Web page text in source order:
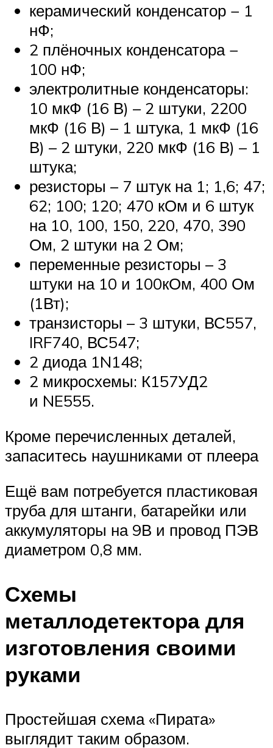
керамический конденсатор − 1
нФ;
2 плёночных конденсатора −
100 нФ;
электролитные конденсаторы:
10 мкФ (16 В) – 2 штуки, 2200
мкФ (16 В) – 1 штука, 1 мкФ (16
В) – 2 штуки, 220 мкФ (16 В) – 1
штука;
резисторы – 7 штук на 1; 1,6; 47;
62; 100; 120; 470 кОм и 6 штук
на 10, 100, 150, 220, 470, 390
Ом, 2 штуки на 2 Ом;
переменные резисторы – 3
штуки на 10 и 100кОм, 400 Ом
(1Вт);
транзисторы – 3 штуки, ВС557,
IRF740, ВС547;
2 диода 1N148;
2 микросхемы: К157УД2
и NE555.
Кроме перечисленных деталей,
запаситесь наушниками от плеера
Ещё вам потребуется пластиковая
труба для штанги, батарейки или
аккумуляторы на 9В и провод ПЭВ
диаметром 0,8 мм.
Схемы
металлодетектора для
изготовления своими
руками
Простейшая схема «Пирата»
выглядит таким образом.